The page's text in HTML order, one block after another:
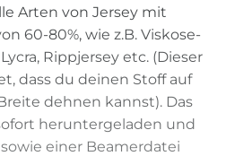
Arten von Jersey mit
60-80%, wie z.B. Viskose-
Rippjersey etc. (Dieser
dass du deinen Stoff auf
dehnen kannst). Das
heruntergeladen und
einer Beamerdatei